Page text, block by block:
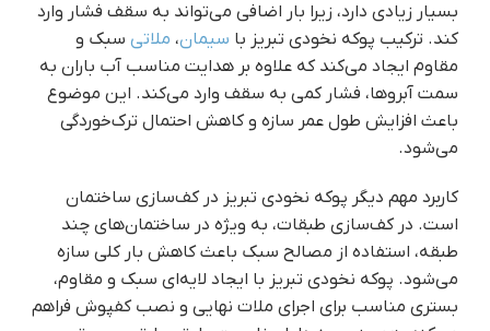
بسیار زیادی دارد، زیرا بار اضافی می‌تواند به سقف فشار وارد
کند. ترکیب پوکه نخودی تبریز با سیمان، ملاتی سبک و
مقاوم ایجاد می‌کند که علاوه بر هدایت مناسب آب باران به
سمت آبروها، فشار کمی به سقف وارد می‌کند. این موضوع
باعث افزایش طول عمر سازه و کاهش احتمال ترک‌خوردگی
می‌شود.
کاربرد مهم دیگر پوکه نخودی تبریز در کف‌سازی ساختمان
است. در کف‌سازی طبقات، به ویژه در ساختمان‌های چند
طبقه، استفاده از مصالح سبک باعث کاهش بار کلی سازه
می‌شود. پوکه نخودی تبریز با ایجاد لایه‌ای سبک و مقاوم،
بستری مناسب برای اجرای ملات نهایی و نصب کفپوش فراهم